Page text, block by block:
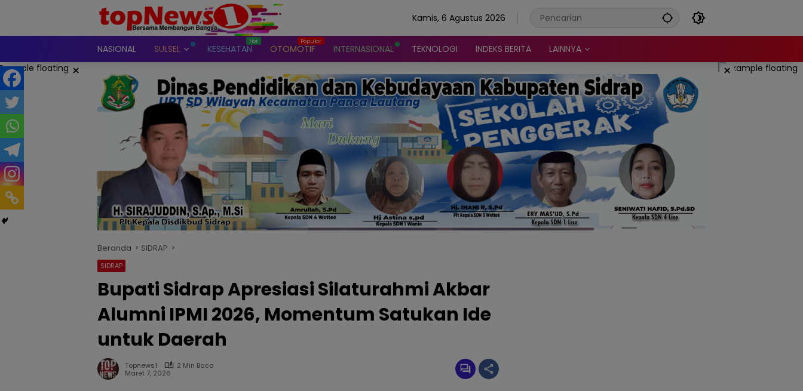
Kamis, 6 Agustus 2026
NASIONAL SULSEL KESEHATAN OTOMOTIF INTERNASIONAL TEKNOLOGI INDEKS BERITA LAINNYA
× ×
Beranda SIDRAP
SIDRAP
Bupati Sidrap Apresiasi Silaturahmi Akbar
Alumni IPMI 2026, Momentum Satukan Ide
untuk Daerah
Topnews1
2 Min Baca
Maret 7, 2026